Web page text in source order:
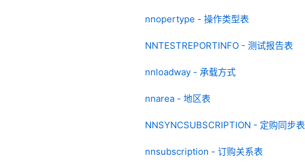
nnopertype - 操作类型表
NNTESTREPORTINFO - 测试报告表
nnloadway - 承载方式
nnarea - 地区表
NNSYNCSUBSCRIPTION - 定购同步表
nnsubscription - 订购关系表